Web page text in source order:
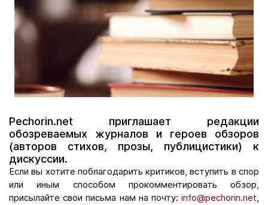
Pechorin.net приглашает редакции
обозреваемых журналов и героев обзоров
(авторов стихов, прозы, публицистики) к
дискуссии.
Если вы хотите поблагодарить критиков, вступить в спор
или иным способом прокомментировать обзор,
присылайте свои письма нам на почту: info@pechorin.net